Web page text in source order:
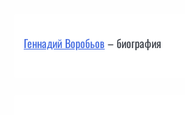
Геннадий Воробьов– биография